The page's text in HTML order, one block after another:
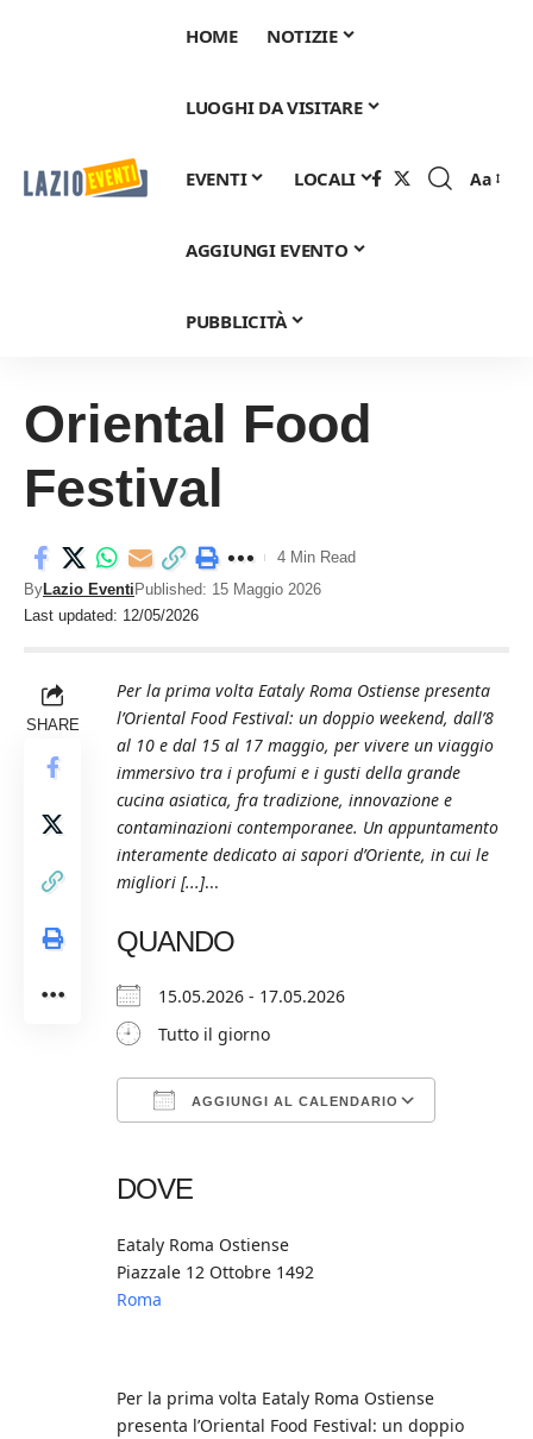
HOME NOTIZIE
LUOGHI DA VISITARE
EVENTI LOCALI
AGGIUNGI EVENTO
PUBBLICITÀ
Font
Aa
Oriental Food
Festival
Last updated: 12/05/2026
ByLazio Eventi Published: 15 Maggio 2026
4 Min Read
SHARE
Per la prima volta Eataly Roma Ostiense presenta
l’Oriental Food Festival: un doppio weekend, dall’8
al 10 e dal 15 al 17 maggio, per vivere un viaggio
immersivo tra i profumi e i gusti della grande
cucina asiatica, fra tradizione, innovazione e
contaminazioni contemporanee. Un appuntamento
interamente dedicato ai sapori d’Oriente, in cui le
migliori [...]...
QUANDO
15.05.2026 - 17.05.2026
Tutto il giorno
AGGIUNGI AL CALENDARIO
DOVE
Eataly Roma Ostiense
Piazzale 12 Ottobre 1492
Roma
Per la prima volta Eataly Roma Ostiense
presenta l’Oriental Food Festival: un doppio